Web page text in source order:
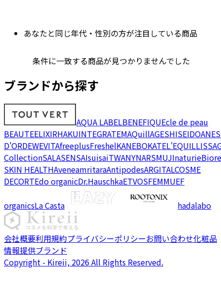
あなたと同じ年代・性別の方が注目している商品
条件に一致する商品が見つかりませんでした
ブランドから探す
AQUA LABELBENEFIQUEcle de peau
BEAUTEELIXIRHAKUINTEGRATEMAQuillAGESHISEIDO
D'ORDEWEVITAfreeplusFreshelKANEBOKATEL'EQUIL
CollectionSALASENSAIsuisaiTWANYNARSMUJInaturieBiore
SKIN HEALTHAveneamritaraAntipodesARGITALCOSME
DECORTEdo organicDr.HauschkaETVOSFEMMUEF
organicsLa Casta hadalabo
会社概要利用規約プライバシーポリシーお問い合わせ化粧品
情報提供ブランド
Copyright - Kireii, 2026 All Rights Reserved.